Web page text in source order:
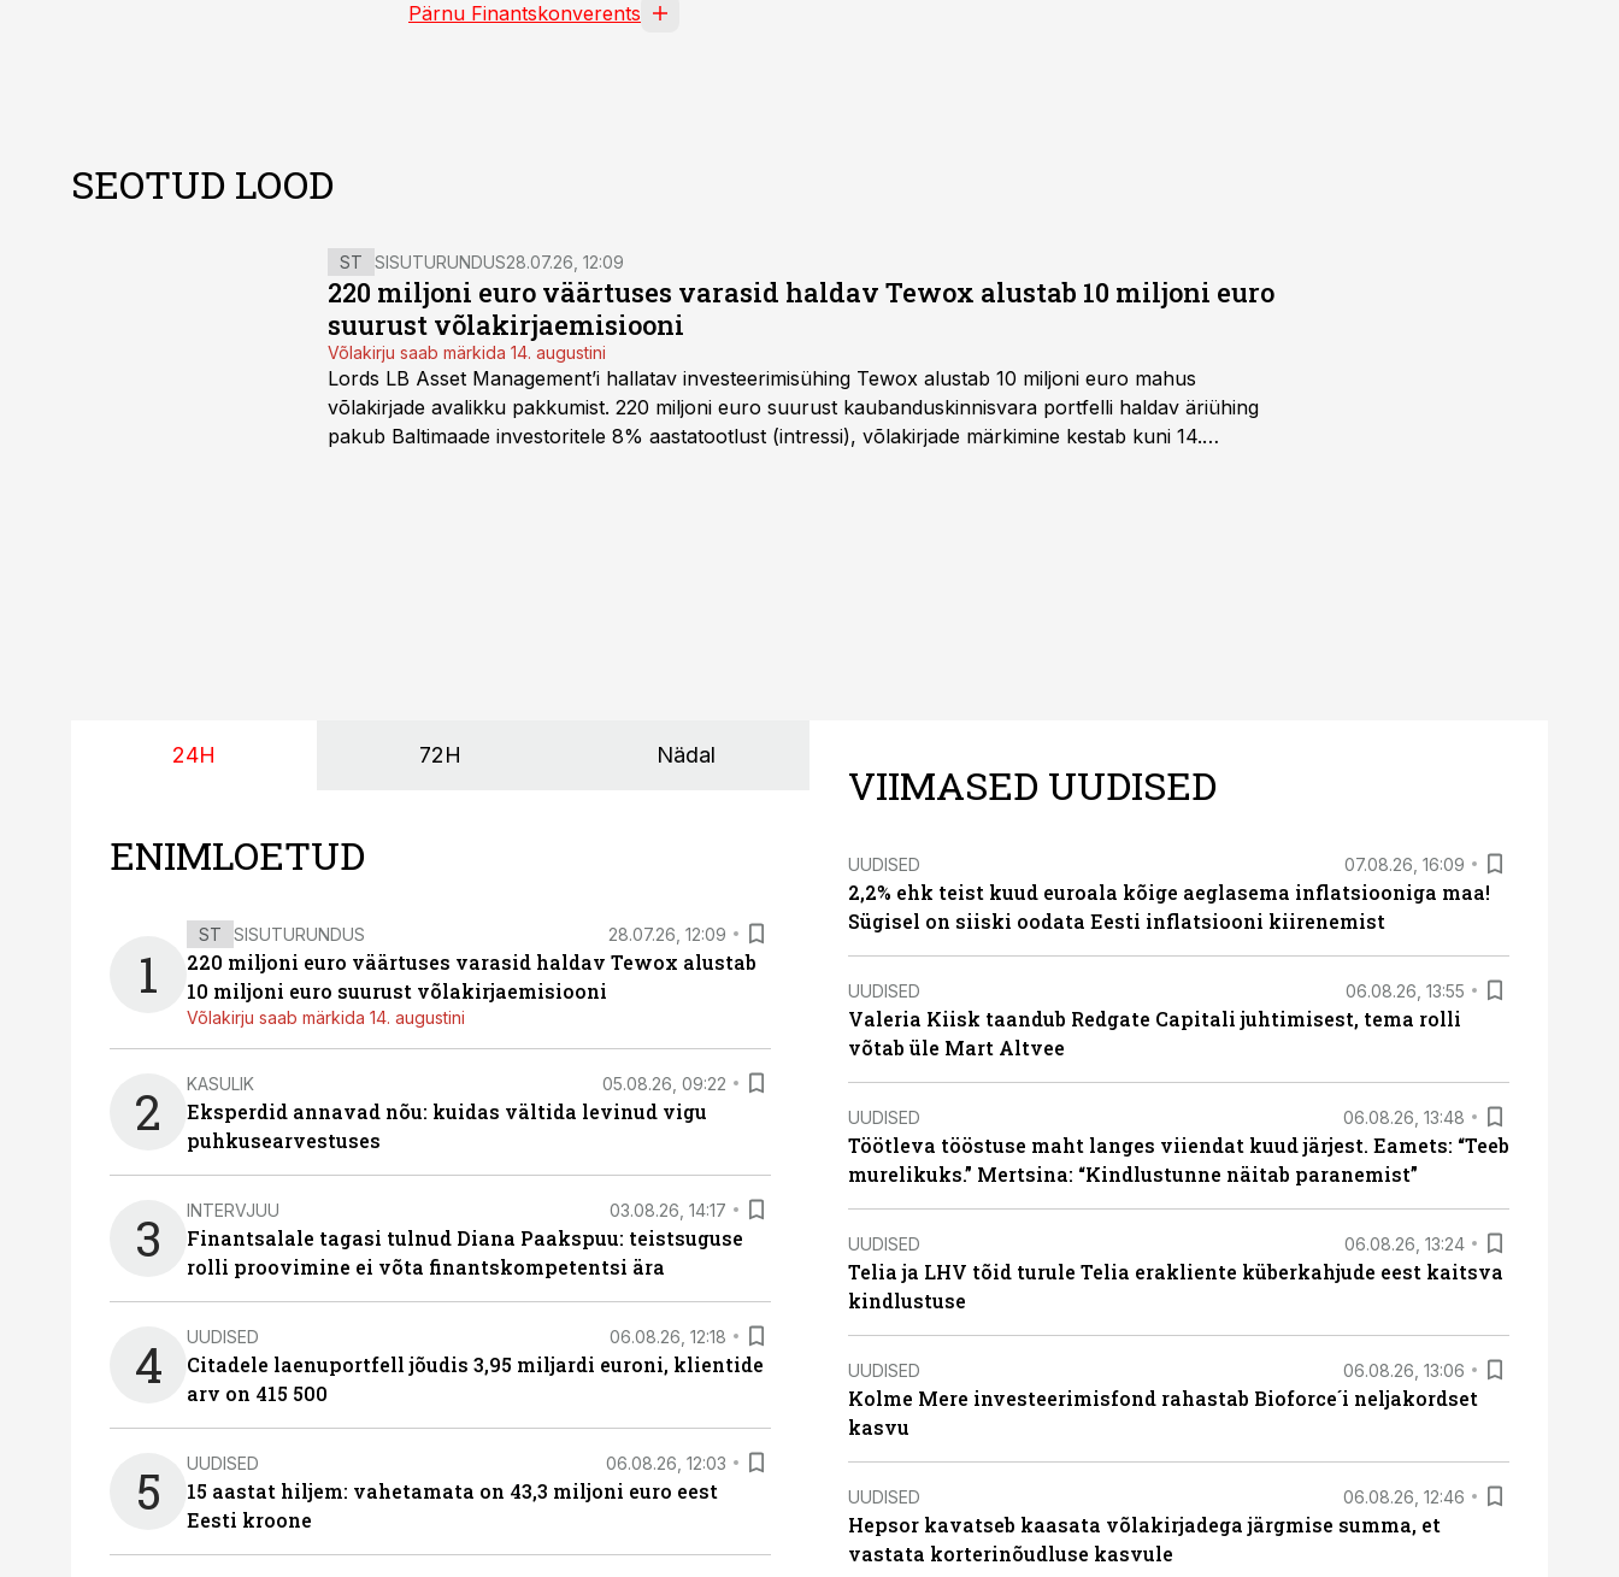
Pärnu Finantskonverents
SEOTUD LOOD
ST SISUTURUNDUS28.07.26, 12:09
220 miljoni euro väärtuses varasid haldav Tewox alustab 10 miljoni euro
suurust võlakirjaemisiooni
Võlakirju saab märkida 14. augustini
Lords LB Asset Management’i hallatav investeerimisühing Tewox alustab 10 miljoni euro mahus
võlakirjade avalikku pakkumist. 220 miljoni euro suurust kaubanduskinnisvara portfelli haldav äriühing
pakub Baltimaade investoritele 8% aastatootlust (intressi), võlakirjade märkimine kestab kuni 14.
24H 72H Nädal
ENIMLOETUD
1
ST SISUTURUNDUS 28.07.26, 12:09
220 miljoni euro väärtuses varasid haldav Tewox alustab
10 miljoni euro suurust võlakirjaemisiooni
Võlakirju saab märkida 14. augustini
2 KASULIK 05.08.26, 09:22
Eksperdid annavad nõu: kuidas vältida levinud vigu
puhkusearvestuses
3 INTERVJUU 03.08.26, 14:17
Finantsalale tagasi tulnud Diana Paakspuu: teistsuguse
rolli proovimine ei võta finantskompetentsi ära
4 UUDISED 06.08.26, 12:18
Citadele laenuportfell jõudis 3,95 miljardi euroni, klientide
arv on 415 500
5 UUDISED 06.08.26, 12:03
15 aastat hiljem: vahetamata on 43,3 miljoni euro eest
Eesti kroone
VIIMASED UUDISED
UUDISED 07.08.26, 16:09
2,2% ehk teist kuud euroala kõige aeglasema inflatsiooniga maa!
Sügisel on siiski oodata Eesti inflatsiooni kiirenemist
UUDISED 06.08.26, 13:55
Valeria Kiisk taandub Redgate Capitali juhtimisest, tema rolli
võtab üle Mart Altvee
UUDISED 06.08.26, 13:48
Töötleva tööstuse maht langes viiendat kuud järjest. Eamets: “Teeb
murelikuks.” Mertsina: “Kindlustunne näitab paranemist”
UUDISED 06.08.26, 13:24
Telia ja LHV tõid turule Telia erakliente küberkahjude eest kaitsva
kindlustuse
UUDISED 06.08.26, 13:06
Kolme Mere investeerimisfond rahastab Bioforce´i neljakordset
kasvu
UUDISED 06.08.26, 12:46
Hepsor kavatseb kaasata võlakirjadega järgmise summa, et
vastata korterinõudluse kasvule